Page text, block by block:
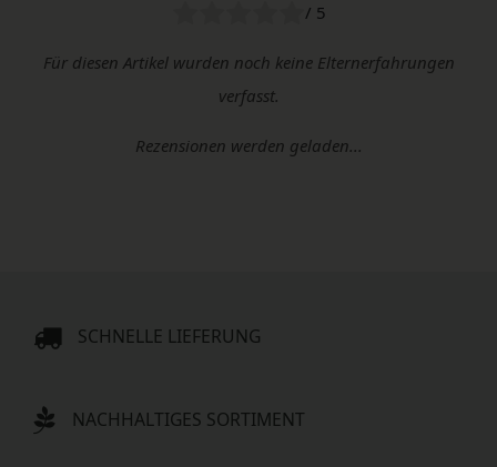
/ 5
Für diesen Artikel wurden noch keine Elternerfahrungen
verfasst.
Rezensionen werden geladen...
SCHNELLE LIEFERUNG
NACHHALTIGES SORTIMENT